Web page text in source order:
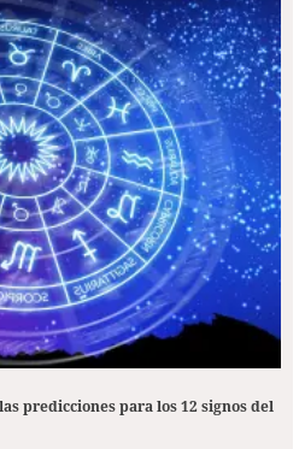
predicciones para los 12 signos del